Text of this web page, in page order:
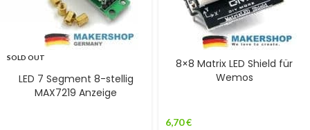
SOLD OUT
LED 7 Segment 8-stellig
MAX7219 Anzeige
8×8 Matrix LED Shield für
Wemos
6,70€